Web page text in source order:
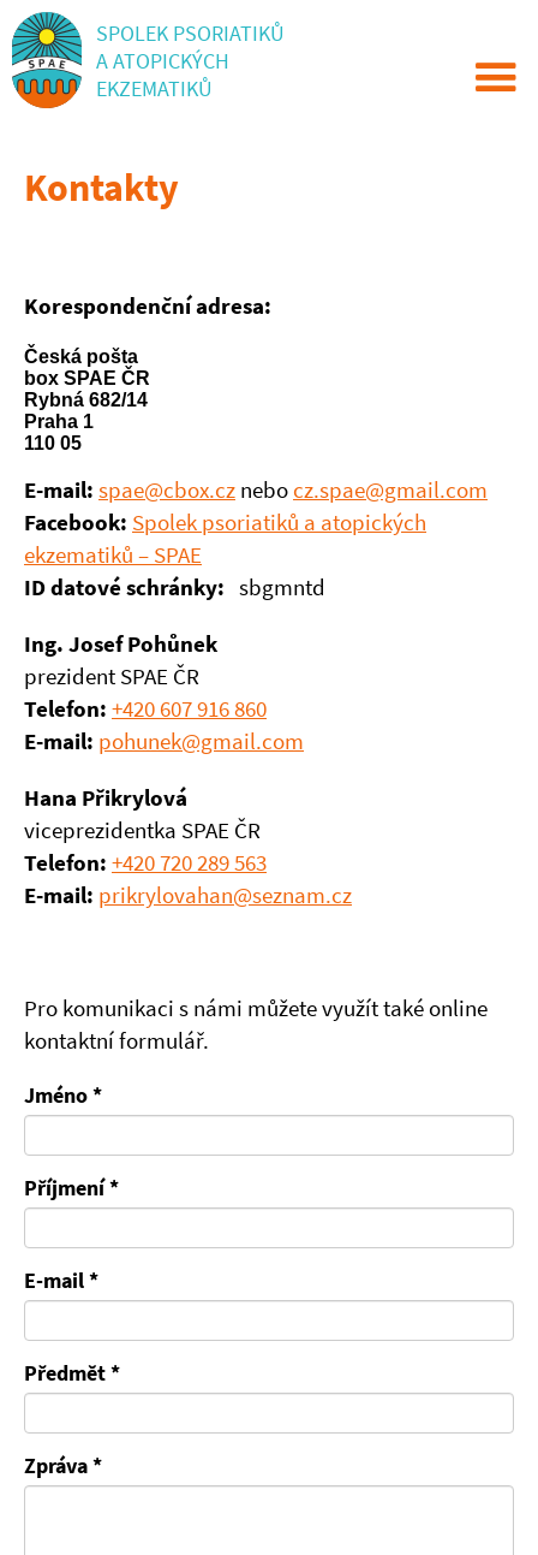
SPOLEK PSORIATIKŮ
A ATOPICKÝCH
EKZEMATIKŮ
Kontakty
Korespondenční adresa:
Česká pošta
box SPAE ČR
Rybná 682/14
Praha 1
110 05
E-mail: spae@cbox.cz nebocz.spae@gmail.com
Facebook: Spolek psoriatiků a atopických
ekzematiků – SPAE
ID datové schránky: sbgmntd
Ing. Josef Pohůnek
prezident SPAE ČR
Telefon: +420 607 916 860
E-mail: pohunek@gmail.com
Hana Přikrylová
viceprezidentka SPAE ČR
Telefon: +420 720 289 563
E-mail: prikrylovahan@seznam.cz
Pro komunikaci s námi můžete využít také online
kontaktní formulář.
Jméno *
Příjmení *
E-mail *
Předmět *
Zpráva *